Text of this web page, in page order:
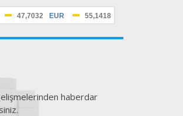
haberdar